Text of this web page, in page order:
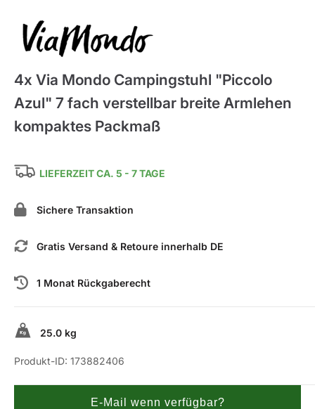
4x Via Mondo Campingstuhl "Piccolo
Azul" 7 fach verstellbar breite Armlehen
kompaktes Packmaß
LIEFERZEIT CA. 5 - 7 TAGE
Sichere Transaktion
Gratis Versand & Retoure innerhalb DE
1 Monat Rückgaberecht
25.0 kg
Produkt-ID: 173882406
E-Mail wenn verfügbar?